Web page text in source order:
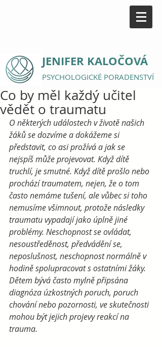
JENIFER KALOČOVÁ
PSYCHOLOGICKÉ PORADENSTVÍ
Co by měl každý učitel
vědět o traumatu
O některých událostech v životě našich
žáků se dozvíme a dokážeme si
představit, co asi prožívá a jak se
nejspíš může projevovat. Když dítě
truchlí, je smutné. Když dítě prošlo nebo
prochází traumatem, nejen, že o tom
často nemáme tušení, ale vůbec si toho
nemusíme všimnout, protože následky
traumatu vypadají jako úplně jiné
problémy. Neschopnost se ovládat,
nesoustředěnost, předvádění se,
neposlušnost, neschopnost normálně v
hodině spolupracovat s ostatními žáky.
Dětem bývá často mylně připsána
diagnóza úzkostných poruch, poruch
chování nebo pozornosti, ve skutečnosti
mohou být jejich projevy reakcí na
trauma.